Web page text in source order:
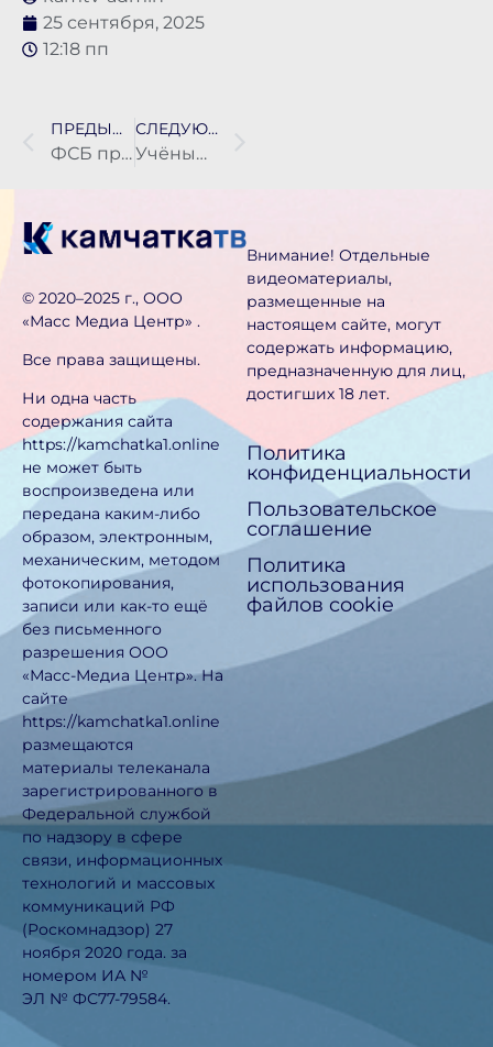
25 сентября, 2025
12:18 пп
ПРЕДЫДУЩАЯ НОВОСТЬ
ФСБ пресекла канал нелегальной миграции из Средней Азии на Камчатку
СЛЕДУЮЩАЯ НОВОСТЬ
Учёный: количество афтершоков после сильнейшего землетрясения на Камчатке будет уменьшаться
©️ 2020–2025 г., ООО
«Масс Медиа Центр» .
Все права защищены.
Ни одна часть
содержания сайта
https://kamchatka1.online
не может быть
воспроизведена или
передана каким-либо
образом, электронным,
механическим, методом
фотокопирования,
записи или как-то ещё
без письменного
разрешения ООО
«Масс-Медиа Центр». На
сайте
https://kamchatka1.online
размещаются
материалы телеканала
зарегистрированного в
Федеральной службой
по надзору в сфере
связи, информационных
технологий и массовых
коммуникаций РФ
(Роскомнадзор) 27
ноября 2020 года. за
номером ИА №
ЭЛ № ФС77-79584.
Внимание! Отдельные
видеоматериалы,
размещенные на
настоящем сайте, могут
содержать информацию,
предназначен­ную для лиц,
достигших 18 лет.
Политика
конфиденциальности
Пользовательское
соглашение
Политика
использования
файлов cookie